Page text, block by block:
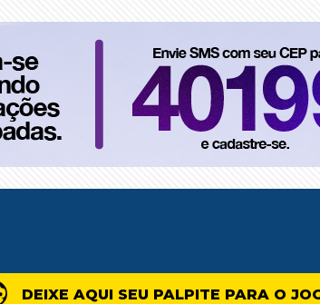
DEIXE AQUI SEU PALPITE PARA O